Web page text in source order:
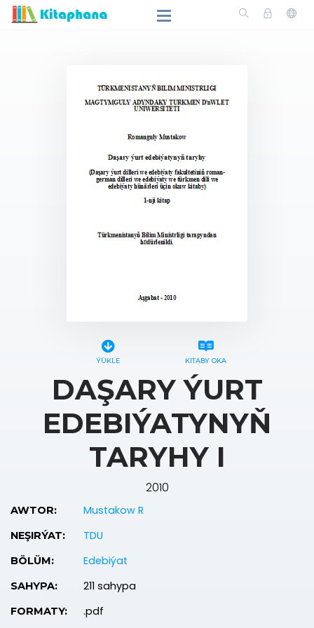
ÝÜKLE KITABY OKA
DAŞARY ÝURT
EDEBIÝATYNYŇ
TARYHY I
2010
AWTOR: Mustakow R
NEŞIRÝAT: TDU
BÖLÜM: Edebiýat
SAHYPA: 211 sahypa
FORMATY: .pdf